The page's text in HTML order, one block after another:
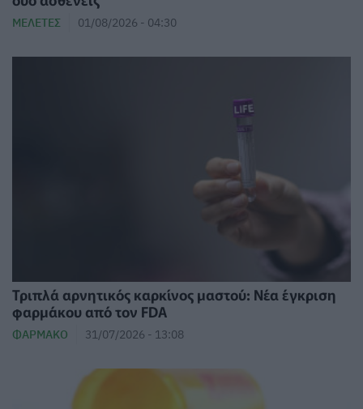
ΜΕΛΈΤΕΣ 01/08/2026 - 04:30
Τριπλά αρνητικός καρκίνος μαστού: Νέα έγκριση
φαρμάκου από τον FDA
ΦΆΡΜΑΚΟ 31/07/2026 - 13:08